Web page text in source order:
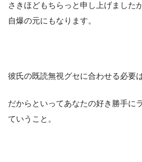
さきほどもちらっと申し上げました
自爆の元にもなります。
彼氏の既読無視グセに合わせる必要
だからといってあなたの好き勝手に
ていうこと。